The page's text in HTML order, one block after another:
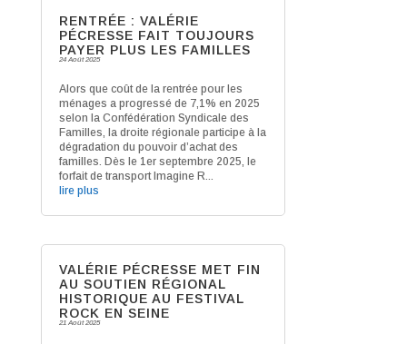
RENTRÉE : VALÉRIE
PÉCRESSE FAIT TOUJOURS
PAYER PLUS LES FAMILLES
24 Août 2025
Alors que coût de la rentrée pour les
ménages a progressé de 7,1% en 2025
selon la Confédération Syndicale des
Familles, la droite régionale participe à la
dégradation du pouvoir d’achat des
familles. Dès le 1er septembre 2025, le
forfait de transport Imagine R...
lire plus
VALÉRIE PÉCRESSE MET FIN
AU SOUTIEN RÉGIONAL
HISTORIQUE AU FESTIVAL
ROCK EN SEINE
21 Août 2025